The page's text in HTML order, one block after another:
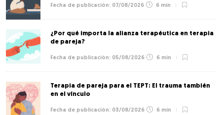
07/08/2026 6 min
¿Por qué importa la alianza terapéutica en terapia
de pareja?
05/08/2026 6 min
Terapia de pareja para el TEPT: El trauma también
en el vínculo
03/08/2026 6 min